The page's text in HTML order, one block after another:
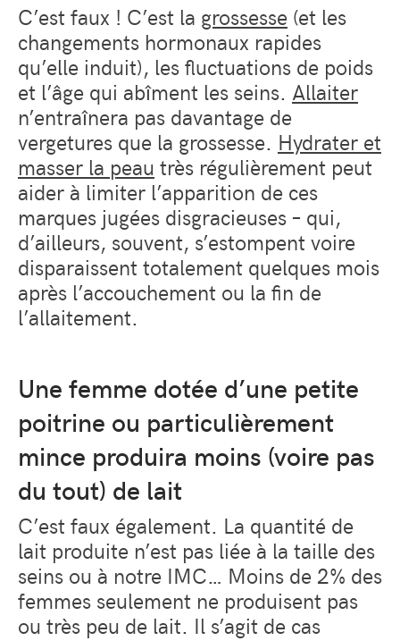
C’est faux ! C’est la grossesse (et les
changements hormonaux rapides
qu’elle induit), les fluctuations de poids
et l’âge qui abîment les seins. Allaiter
n’entraînera pas davantage de
vergetures que la grossesse. Hydrater et
masser la peau très régulièrement peut
aider à limiter l’apparition de ces
marques jugées disgracieuses – qui,
d’ailleurs, souvent, s’estompent voire
disparaissent totalement quelques mois
après l’accouchement ou la fin de
l’allaitement.
Une femme dotée d’une petite
poitrine ou particulièrement
mince produira moins (voire pas
du tout) de lait
C’est faux également. La quantité de
lait produite n’est pas liée à la taille des
seins ou à notre IMC… Moins de 2% des
femmes seulement ne produisent pas
ou très peu de lait. Il s’agit de cas